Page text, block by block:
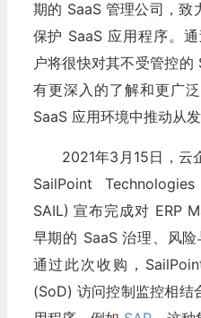
期的 SaaS 管理公司，致
保护 SaaS 应用程序。
户将很快对其不受管控
有更深入的了解和更广
SaaS 应用环境中推动从
2021年3月15日，云
SailPoint
SAIL) 宣布完成对 ERP
早期的 SaaS 治理、风险
通过此次收购，
(SoD) 访问控制监控相结